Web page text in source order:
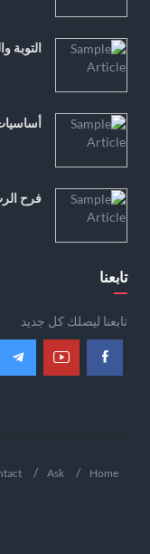
التوبة
فرح
تابعنا
تابعنا ليصلك كل جديد
Home
Ask